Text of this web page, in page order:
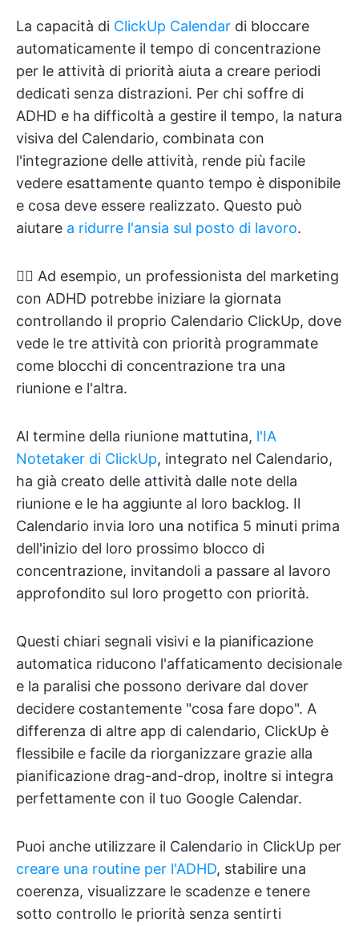
La capacità di ClickUp Calendar di bloccare
automaticamente il tempo di concentrazione
per le attività di priorità aiuta a creare periodi
dedicati senza distrazioni. Per chi soffre di
ADHD e ha difficoltà a gestire il tempo, la natura
visiva del Calendario, combinata con
l'integrazione delle attività, rende più facile
vedere esattamente quanto tempo è disponibile
e cosa deve essere realizzato. Questo può
aiutare a ridurre l'ansia sul posto di lavoro.
👉🏼 Ad esempio, un professionista del marketing
con ADHD potrebbe iniziare la giornata
controllando il proprio Calendario ClickUp, dove
vede le tre attività con priorità programmate
come blocchi di concentrazione tra una
riunione e l'altra.
Al termine della riunione mattutina, l'IA
Notetaker di ClickUp, integrato nel Calendario,
ha già creato delle attività dalle note della
riunione e le ha aggiunte al loro backlog. Il
Calendario invia loro una notifica 5 minuti prima
dell'inizio del loro prossimo blocco di
concentrazione, invitandoli a passare al lavoro
approfondito sul loro progetto con priorità.
Questi chiari segnali visivi e la pianificazione
automatica riducono l'affaticamento decisionale
e la paralisi che possono derivare dal dover
decidere costantemente "cosa fare dopo". A
differenza di altre app di calendario, ClickUp è
flessibile e facile da riorganizzare grazie alla
pianificazione drag-and-drop, inoltre si integra
perfettamente con il tuo Google Calendar.
Puoi anche utilizzare il Calendario in ClickUp per
creare una routine per l'ADHD, stabilire una
coerenza, visualizzare le scadenze e tenere
sotto controllo le priorità senza sentirti